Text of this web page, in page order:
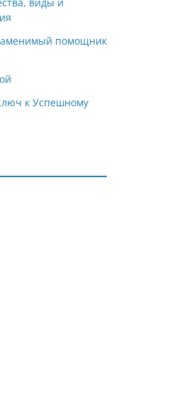
помощник
к Успешному